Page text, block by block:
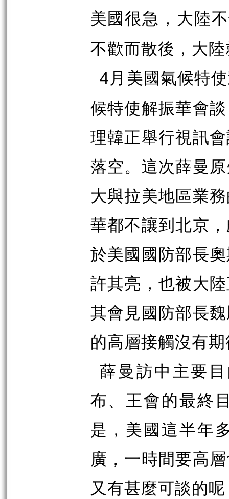
美國很急，大陸
不歡而散後，大
4月美國氣候特
候特使解振華會
理韓正舉行視訊
落空。這次薛曼
大與拉美地區業
華都不讓到北京
於美國國防部長
許其亮，也被大
其會見國防部長
的高層接觸沒有
薛曼訪中主要
布、王會的最終
是，美國這半年
廣，一時間要高
又有甚麼可談的